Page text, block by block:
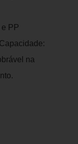
PP
na